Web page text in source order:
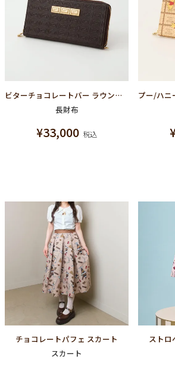
ビターチョコレートバー ラウンドファスナーウォレット（財布）
長財布
¥33,000 税込
チョコレートパフェ スカート
スカート
ストロ